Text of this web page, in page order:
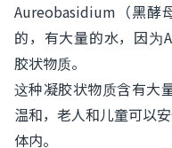
Aureobasidium（黑酵
的，有大量的水，因
胶状物质。
这种凝胶状物质含有大
温和，老人和儿童可以
体内。